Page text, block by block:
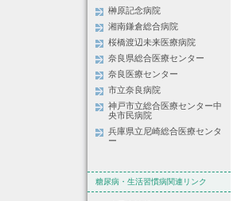
榊原記念病院
湘南鎌倉総合病院
桜橋渡辺未来医療病院
奈良県総合医療センター
奈良医療センター
市立奈良病院
神戸市立総合医療センター中
央市民病院
兵庫県立尼崎総合医療センタ
ー
糖尿病・生活習慣病関連リンク